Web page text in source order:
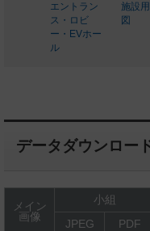
エントラン
ス・ロビ
ー・EVホー
ル
施設
図
データダウンロー
メイン
画像
小組
JPEG
PDF